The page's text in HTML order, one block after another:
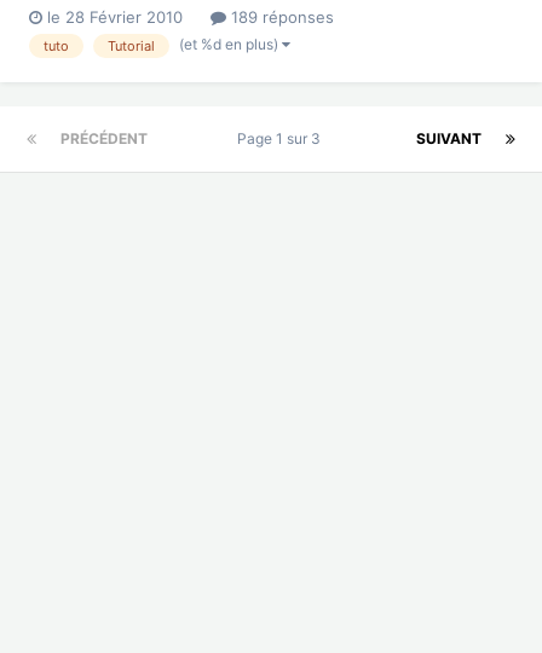
motiver certains, tant mieux ! L'opération est réalisée sur la
future GTA de Nitro Voilà les référence...
le 28 Février 2010 189 réponses
tuto Tutorial (et %d en plus)
PRÉCÉDENT SUIVANT
Page 1 sur 3